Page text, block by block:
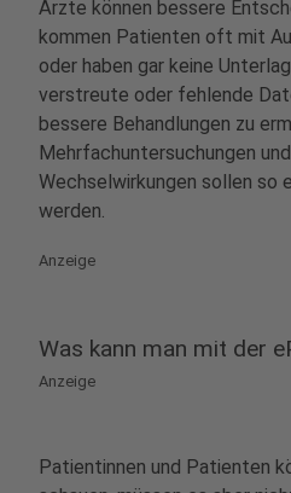
Ärzte können bessere
kommen Patienten oft mit
oder haben gar keine
verstreute oder fehlende
bessere Behandlungen zu
Mehrfachuntersuchungen
Wechselwirkungen sollen so
werden.
Anzeige
Was kann man mit der
Anzeige
Patientinnen und Patienten